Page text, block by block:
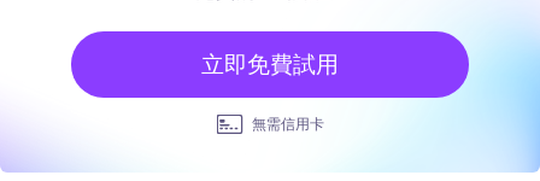
立即免費試用
無需信用卡